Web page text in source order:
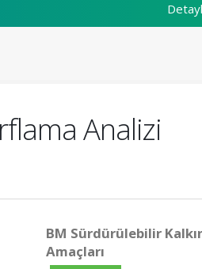
Analizi
BM Sürdürülebilir
Amaçları